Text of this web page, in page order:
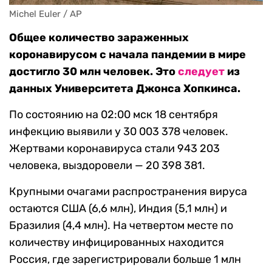
Michel Euler / AP
Общее количество зараженных
коронавирусом с начала пандемии в мире
достигло 30 млн человек. Этоследует из
данных Университета Джонса Хопкинса.
По состоянию на 02:00 мск 18 сентября
инфекцию выявили у 30 003 378 человек.
Жертвами коронавируса стали 943 203
человека, выздоровели — 20 398 381.
Крупными очагами распространения вируса
остаются США (6,6 млн), Индия (5,1 млн) и
Бразилия (4,4 млн). На четвертом месте по
количеству инфицированных находится
Россия, где зарегистрировали больше 1 млн